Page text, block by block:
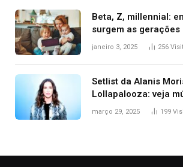
Beta, Z, millennial:
surgem as gerações
janeiro 3, 2025 256
Setlist da Alanis
Lollapalooza: veja
março 29, 2025 199